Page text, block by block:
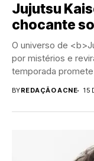
Jujutsu
chocante
O universo de
por mistérios e
temporada
BYREDAÇÃO ACNE 15